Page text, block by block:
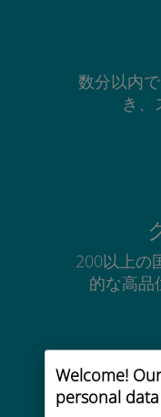
Welcome!
personal
数分以内
き、
200以上の
的な高品
コス